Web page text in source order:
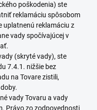
poškodenia) ste
reklamáciu spôsobom
uplatnenú reklamáciu z
vady spočívajúcej v
(skryté vady), ste
7.4.1. nižšie bez
na Tovare zistili,
vady Tovaru a vady
Právo zo zodpovednosti